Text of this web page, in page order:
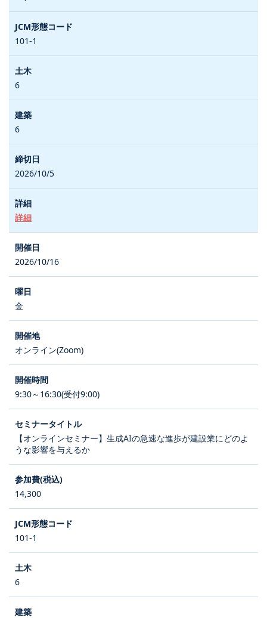
101-1
6
6
2026/10/5
詳細
2026/10/16
金
オンライン(Zoom)
9:30～16:30(受付9:00)
【オンラインセミナー】生成AIの急速な進歩が建設業にどのよ
うな影響を与えるか
14,300
101-1
6